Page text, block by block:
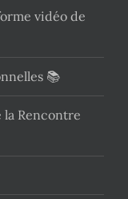
vidéo de
📚
la Rencontre